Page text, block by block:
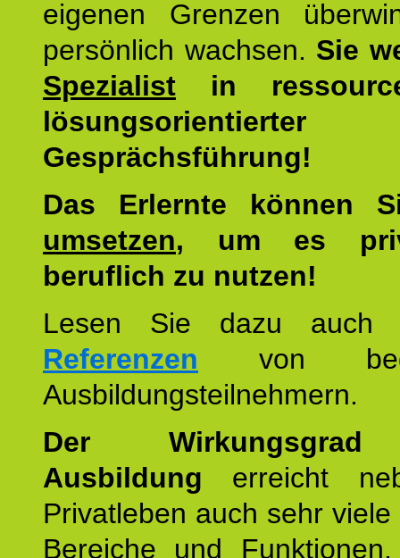
eigenen Grenzen
persönlich wachsen. Sie
Spezialist in
lösungsorientierter
Gesprächsführung!
Das Erlernte können
umsetzen, um es
beruflich zu nutzen!
Lesen Sie dazu
Referenzen von
Ausbildungsteilnehmern.
Der
Ausbildung erreicht
Privatleben auch sehr
Bereiche und